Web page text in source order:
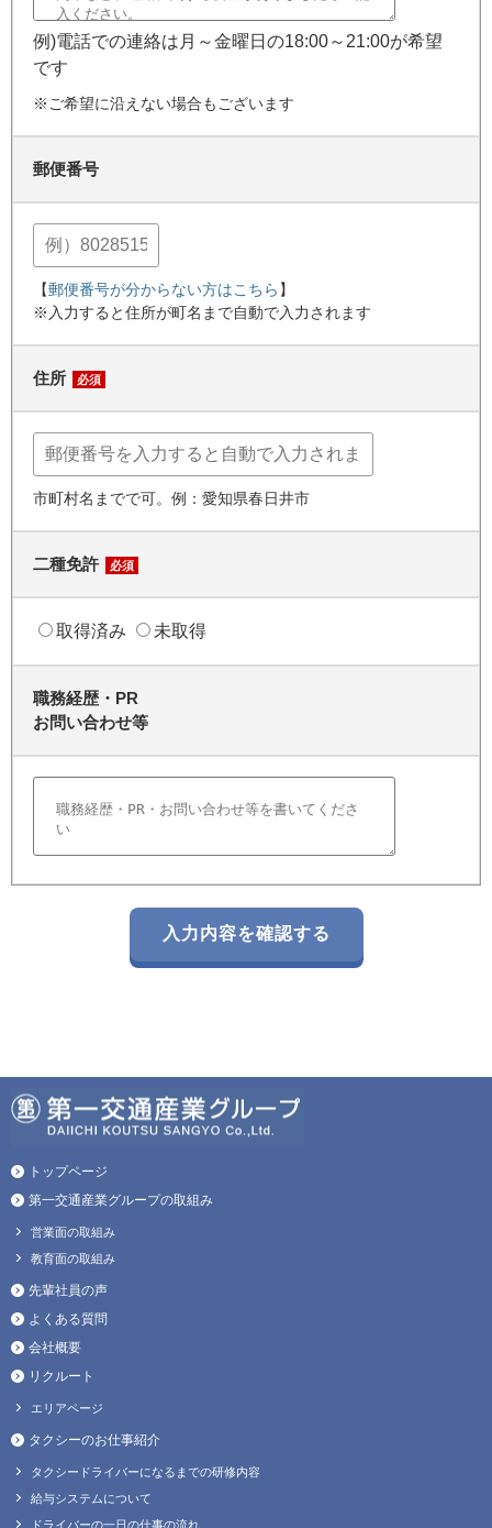
例)電話での連絡は月～金曜日の18:00～21:00が希望
です
※ご希望に沿えない場合もございます
郵便番号
【郵便番号が分からない方はこちら 】
※入力すると住所が町名まで自動で入力されます
住所 必須
市町村名までで可。例：愛知県春日井市
二種免許 必須
取得済み 未取得
職務経歴・PR
お問い合わせ等
トップページ
第一交通産業グループの取組み
営業面の取組み
教育面の取組み
先輩社員の声
よくある質問
会社概要
リクルート
エリアページ
タクシーのお仕事紹介
タクシードライバーになるまでの研修内容
給与システムについて
ドライバーの一日の仕事の流れ